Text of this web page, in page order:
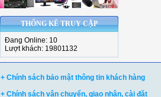
THỐNG KÊ TRUY CẬP
Đang Online: 10
Lượt khách: 19801132
+ Chính sách bảo mật thông tin khách hàng
+ Chính sách vận chuyển, giao nhận, cài đặt